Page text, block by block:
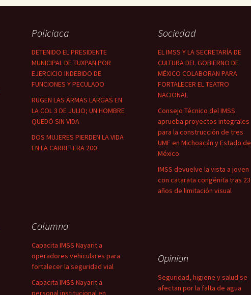
Policiaca
DETENIDO EL PRESIDENTE
MUNICIPAL DE TUXPAN POR
EJERCICIO INDEBIDO DE
FUNCIONES Y PECULADO
RUGEN LAS ARMAS LARGAS EN
LA COL 3 DE JULIO; UN HOMBRE
QUEDÓ SIN VIDA
DOS MUJERES PIERDEN LA VIDA
EN LA CARRETERA 200
Sociedad
EL IMSS Y LA SECRETARÍA DE
CULTURA DEL GOBIERNO DE
MÉXICO COLABORAN PARA
FORTALECER EL TEATRO
NACIONAL
Consejo Técnico del IMSS
aprueba proyectos integrales
para la construcción de tres
UMF en Michoacán y Estado de
México
IMSS devuelve la vista a joven
con catarata congénita tras 23
años de limitación visual
Columna
Capacita IMSS Nayarit a
operadores vehiculares para
fortalecer la seguridad vial
Capacita IMSS Nayarit a
personal institucional en
Opinion
Seguridad, higiene y salud se
afectan por la falta de agua